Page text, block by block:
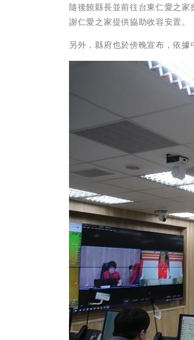
隨後饒縣長並前往台東仁愛之
謝仁愛之家提供協助收容安置。
另外，縣府也於傍晚宣布，依